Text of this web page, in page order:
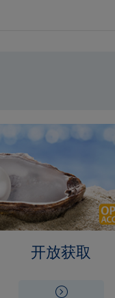
开放获取